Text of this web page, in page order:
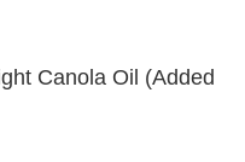
Canola Oil (Added